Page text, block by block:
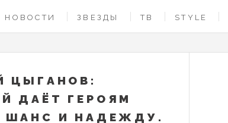
НОВОСТИ ЗВЕЗДЫ ТВ STYLE
ЦЫГАНОВ:
ДАЁТ ГЕРОЯМ
ШАНС И НАДЕЖДУ.